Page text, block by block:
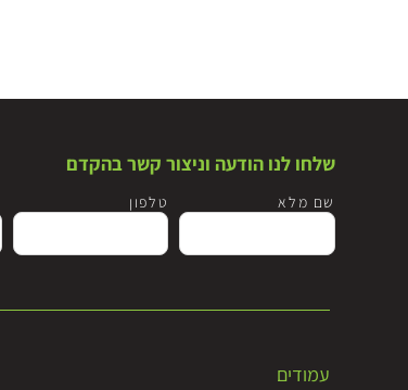
שלחו לנו הודעה וניצור קשר בהקדם
שם מלא טלפון
עמודים